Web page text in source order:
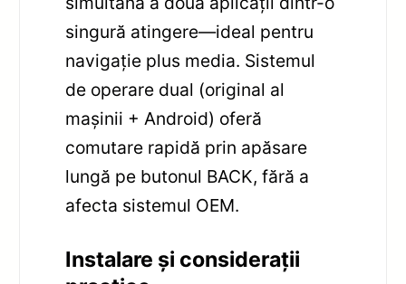
singură atingere—ideal pentru
navigație plus media. Sistemul
de operare dual (original al
mașinii + Android) oferă
comutare rapidă prin apăsare
lungă pe butonul BACK, fără a
afecta sistemul OEM.
Instalare și considerații